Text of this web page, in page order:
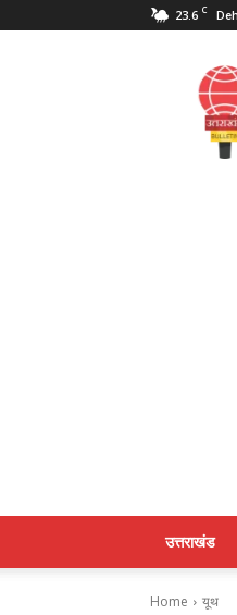
23.6 C
उत्तराखंड
Home यूथ